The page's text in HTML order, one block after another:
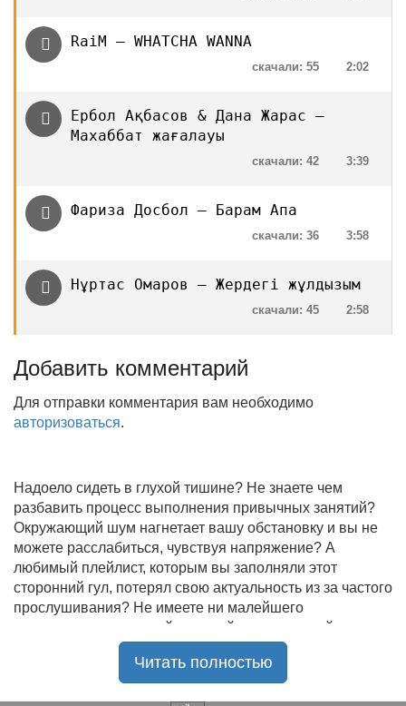
RaiM — WHATCHA WANNA
2:02
скачали: 55
Ербол Ақбасов & Дана Жарас —
Махаббат жағалауы
3:39
скачали: 42
Фариза Досбол — Барам Апа
3:58
скачали: 36
Нұртас Омаров — Жердегі жұлдызым
2:58
скачали: 45
Добавить комментарий
Для отправки комментария вам необходимо
авторизоваться.
Надоело сидеть в глухой тишине? Не знаете чем
разбавить процесс выполнения привычных занятий?
Окружающий шум нагнетает вашу обстановку и вы не
можете расслабиться, чувствуя напряжение? А
любимый плейлист, которым вы заполняли этот
сторонний гул, потерял свою актуальность из за частого
прослушивания? Не имеете ни малейшего
представления, где найти новый качественный контент
на замену старому? В таком случае вы обратились по
Читать полностью